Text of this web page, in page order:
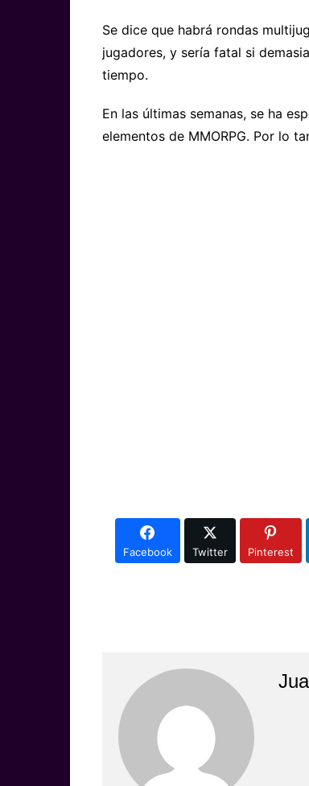
Se dice que habrá rondas
jugadores, y sería fatal si
tiempo.
En las últimas semanas, se ha
elementos de MMORPG. Por lo
Facebook Twitter Pinterest